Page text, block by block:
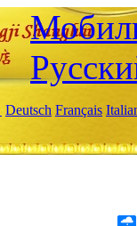
Deutsch Français